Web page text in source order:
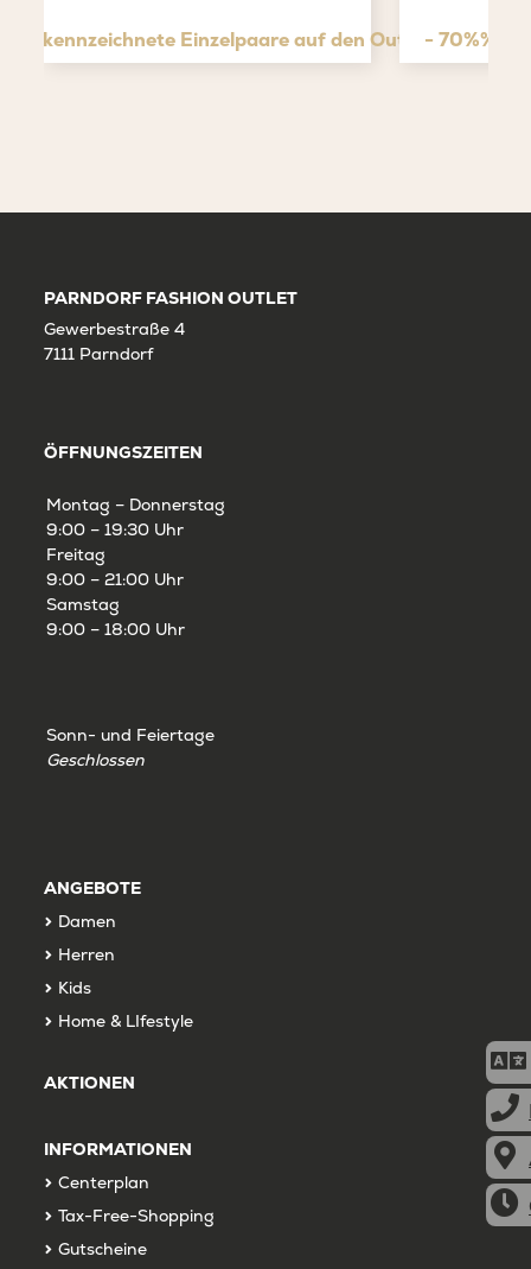
gekennzeichnete Einzelpaare auf den Outletpreis
- 70%%
PARNDORF FASHION OUTLET
Gewerbestraße 4
7111 Parndorf
ÖFFNUNGSZEITEN
Montag – Donnerstag
9:00 – 19:30 Uhr
Freitag
9:00 – 21:00 Uhr
Samstag
9:00 – 18:00 Uhr
Sonn- und Feiertage
Geschlossen
ANGEBOTE
Damen
Herren
Kids
Home & LIfestyle
AKTIONEN
INFORMATIONEN
Centerplan
Tax-Free-Shopping
Gutscheine